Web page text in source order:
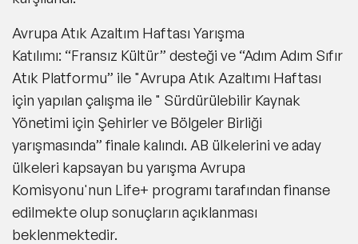
Avrupa Atık Azaltım Haftası Yarışma
Katılımı: “Fransız Kültür” desteği ve “Adım Adım Sıfır
Atık Platformu” ile "Avrupa Atık Azaltımı Haftası
için yapılan çalışma ile " Sürdürülebilir Kaynak
Yönetimi için Şehirler ve Bölgeler Birliği
yarışmasında” finale kalındı. AB ülkelerini ve aday
ülkeleri kapsayan bu yarışma Avrupa
Komisyonu'nun Life+ programı tarafından finanse
edilmekte olup sonuçların açıklanması
beklenmektedir.